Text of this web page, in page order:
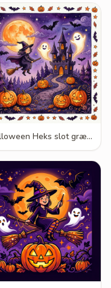
Halloween Heks slot græskar